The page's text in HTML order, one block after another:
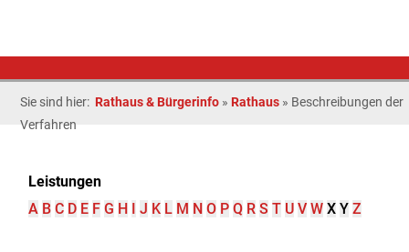
Sie sind hier: Rathaus & Bürgerinfo » Rathaus » Beschreibungen der
Verfahren
Leistungen
A B C D E F G H I J K L M N O P Q R S T U V W X Y Z